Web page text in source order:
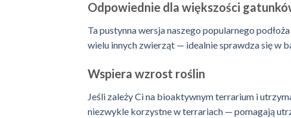
Odpowiednie dla większości
Ta pustynna wersja naszego popularnego
wielu innych zwierząt — idealnie sprawdza się w
Wspiera wzrost roślin
Jeśli zależy Ci na bioaktywnym terrarium i
niezwykle korzystne w terrariach — pomagają